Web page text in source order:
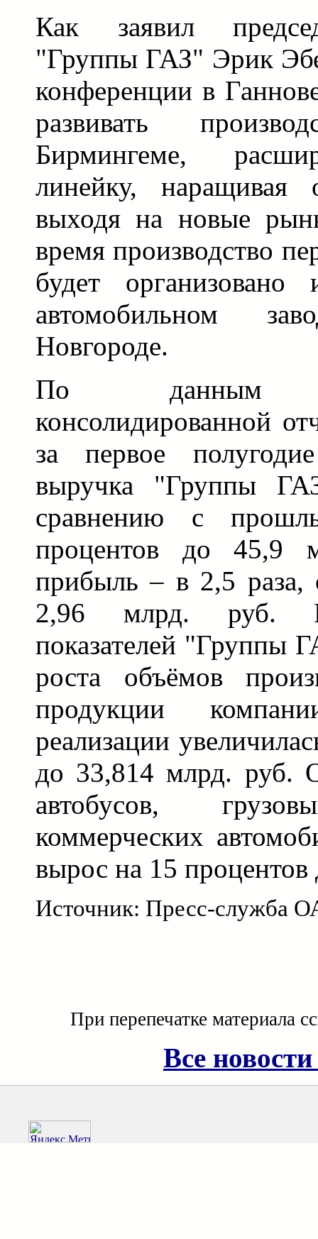
Как заявил
"Группы ГАЗ" Эрик
конференции в
развивать
Бирмингеме,
линейку,
выходя на новые
время производство
будет
автомобильном
Новгороде.
По данным
консолидированной
за первое
выручка "Группы
сравнению с
процентов до 45,9
прибыль – в 2,5
2,96 млрд. руб.
показателей "Группы
роста объёмов
продукции
реализации
до 33,814 млрд. руб.
автобусов,
коммерческих
вырос на 15
Источник: Пресс-служба
При перепечатке материала
Все